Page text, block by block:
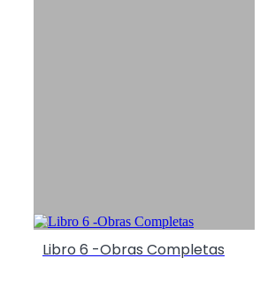
Libro 6 -Obras Completas